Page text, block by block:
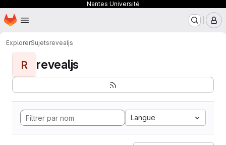
Nantes Université
Passer au contenu principal
Page d'accueil
ExplorerSujetsrevealjs
R revealjs
Langue